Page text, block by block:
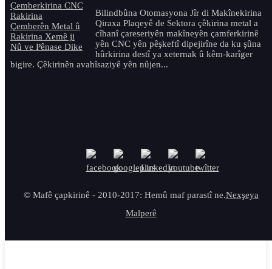
Bilindbûna Otomasyona Jîr di Makînekirina
Qiraxa Plaqeyê de Sektora çêkirina metal a
cîhanî çareseriyên makîneyên çamferkirinê
yên CNC yên pêşkeftî dipejirîne da ku şûna
hûrkirina destî ya xeternak û kêm-karîger
bigire. Çêkirinên avahîsaziyê yên nûjen...
© Mafê çapkirinê - 2010-2017: Hemû maf parastî ne.Nexşeya
Malperê